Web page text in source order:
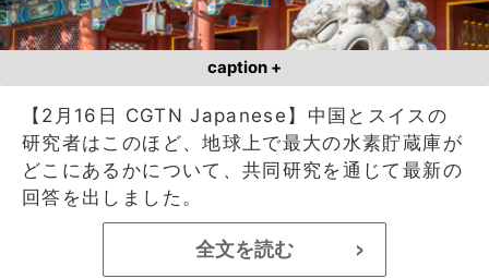
caption +
【2月16日 CGTN Japanese】中国とスイスの
研究者はこのほど、地球上で最大の水素貯蔵庫が
どこにあるかについて、共同研究を通じて最新の
回答を出しました。
全文を読む >